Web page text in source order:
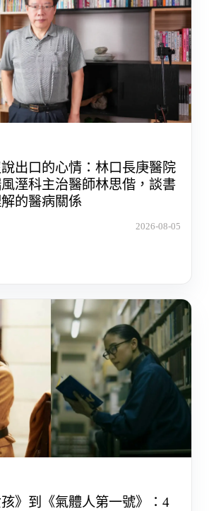
出口的心情：林口長庚醫院
溼科主治醫師林思偕，談書
的醫病關係
2026-08-05
》到《氣體人第一號》：4